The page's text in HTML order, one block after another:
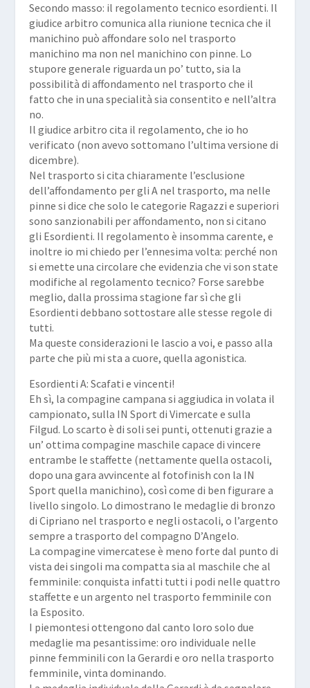
Secondo masso: il regolamento tecnico esordienti. Il
giudice arbitro comunica alla riunione tecnica che il
manichino può affondare solo nel trasporto
manichino ma non nel manichino con pinne. Lo
stupore generale riguarda un po’ tutto, sia la
possibilità di affondamento nel trasporto che il
fatto che in una specialità sia consentito e nell’altra
no.
Il giudice arbitro cita il regolamento, che io ho
verificato (non avevo sottomano l’ultima versione di
dicembre).
Nel trasporto si cita chiaramente l’esclusione
dell’affondamento per gli A nel trasporto, ma nelle
pinne si dice che solo le categorie Ragazzi e superiori
sono sanzionabili per affondamento, non si citano
gli Esordienti. Il regolamento è insomma carente, e
inoltre io mi chiedo per l’ennesima volta: perché non
si emette una circolare che evidenzia che vi son state
modifiche al regolamento tecnico? Forse sarebbe
meglio, dalla prossima stagione far sì che gli
Esordienti debbano sottostare alle stesse regole di
tutti.
Ma queste considerazioni le lascio a voi, e passo alla
parte che più mi sta a cuore, quella agonistica.
Esordienti A: Scafati e vincenti!
Eh sì, la compagine campana si aggiudica in volata il
campionato, sulla IN Sport di Vimercate e sulla
Filgud. Lo scarto è di soli sei punti, ottenuti grazie a
un’ ottima compagine maschile capace di vincere
entrambe le staffette (nettamente quella ostacoli,
dopo una gara avvincente al fotofinish con la IN
Sport quella manichino), così come di ben figurare a
livello singolo. Lo dimostrano le medaglie di bronzo
di Cipriano nel trasporto e negli ostacoli, o l’argento
sempre a trasporto del compagno D’Angelo.
La compagine vimercatese è meno forte dal punto di
vista dei singoli ma compatta sia al maschile che al
femminile: conquista infatti tutti i podi nelle quattro
staffette e un argento nel trasporto femminile con
la Esposito.
I piemontesi ottengono dal canto loro solo due
medaglie ma pesantissime: oro individuale nelle
pinne femminili con la Gerardi e oro nella trasporto
femminile, vinta dominando.